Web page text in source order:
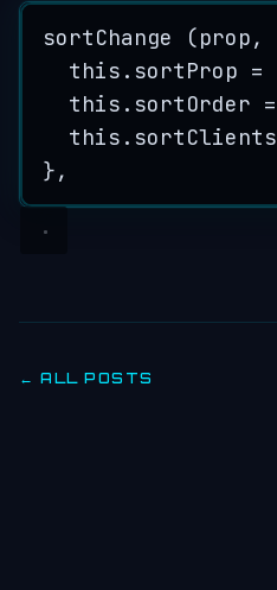
sortChange (prop,
this . sortProp =
this . sortOrder =
this . sortClients
},
← ALL POSTS